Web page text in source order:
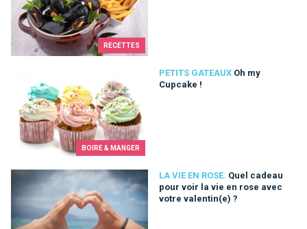
RECETTES
BOIRE & MANGER
PETITS GATEAUX Oh my
Cupcake !
LA VIE EN ROSE. Quel cadeau
pour voir la vie en rose avec
votre valentin(e) ?
Quel cadeau pour voir la vie en rose avec votre valentin(e) ?